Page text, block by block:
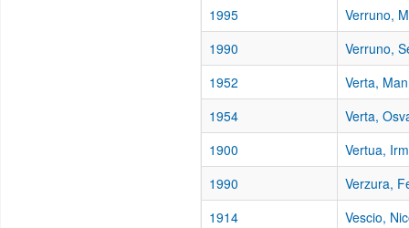
1995
Verruno,
1990
Verruno,
1952
Verta,
1954
Verta,
1900
Vertua,
1990
Verzura,
1914
Vescio,